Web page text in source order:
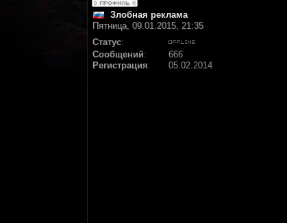
Злобная реклама
Пятница, 09.01.2015, 21:35
Статус:
Сообщений:
666
Регистрация: 05.02.2014